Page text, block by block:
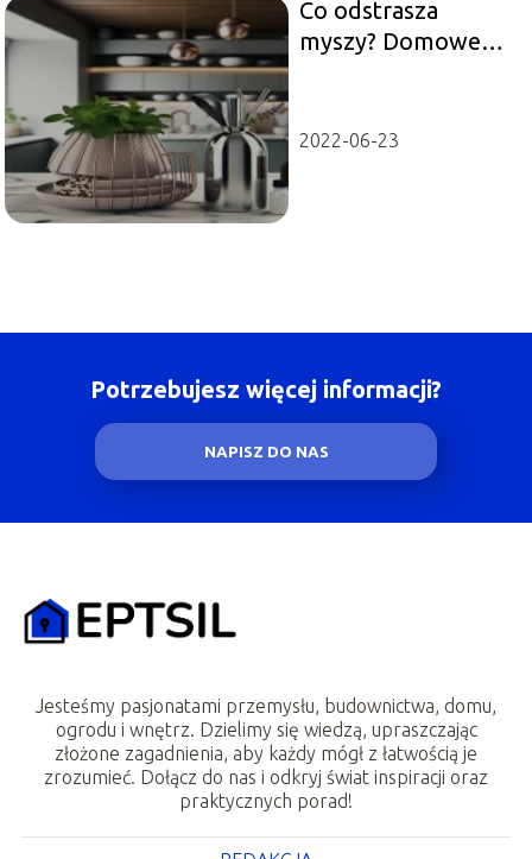
Co odstrasza
myszy? Domowe
2022-06-23
Potrzebujesz więcej informacji?
NAPISZ DO NAS
Jesteśmy pasjonatami przemysłu, budownictwa, domu,
ogrodu i wnętrz. Dzielimy się wiedzą, upraszczając
złożone zagadnienia, aby każdy mógł z łatwością je
zrozumieć. Dołącz do nas i odkryj świat inspiracji oraz
praktycznych porad!